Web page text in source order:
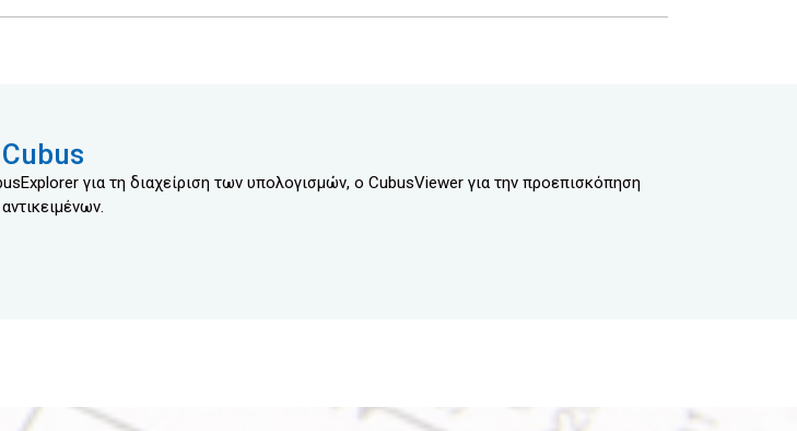
για τη διαχείριση των υπολογισμών, ο CubusViewer για την προεπισκόπηση